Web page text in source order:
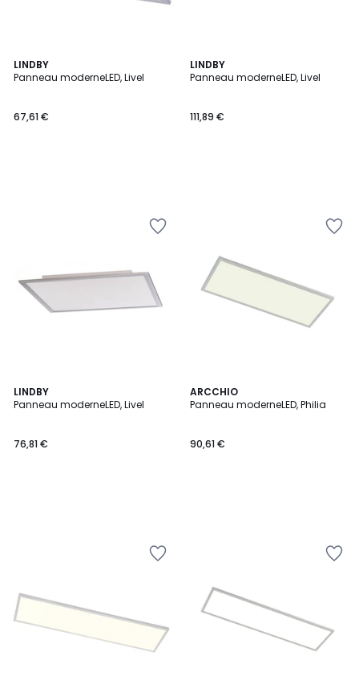
LINDBY
Panneau moderneLED, Livel
67,61 €
LINDBY
Panneau moderneLED, Livel
111,89 €
LINDBY
Panneau moderneLED, Livel
76,81 €
ARCCHIO
Panneau moderneLED, Philia
90,61 €